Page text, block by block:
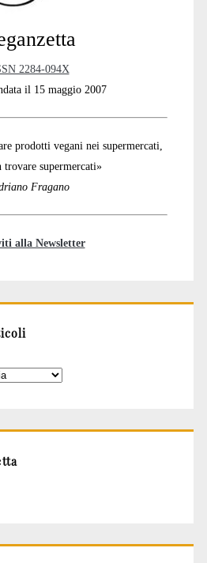
2284-094X
il 15 maggio 2007
prodotti vegani nei supermercati,
trovare supermercati»
Fragano
alla Newsletter